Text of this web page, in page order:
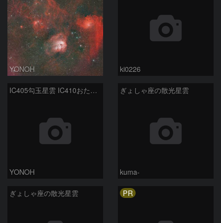
YONOH ki0226
IC405勾玉星雲 IC410おたまじゃくし星雲
YONOH
ぎょしゃ座の散光星雲
kuma-
ぎょしゃ座の散光星雲 PR